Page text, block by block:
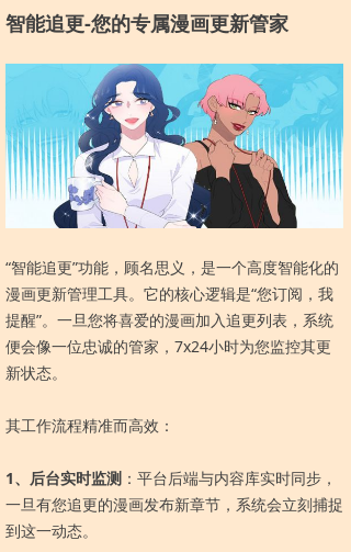
智能追更-您的专属漫画更新管家
“智能追更”功能，顾名思义，是一个高度智能化的
漫画更新管理工具。它的核心逻辑是“您订阅，我
提醒”。一旦您将喜爱的漫画加入追更列表，系统
便会像一位忠诚的管家，7x24小时为您监控其更
新状态。
其工作流程精准而高效：
1、后台实时监测 ：平台后端与内容库实时同步，
一旦有您追更的漫画发布新章节，系统会立刻捕捉
到这一动态。